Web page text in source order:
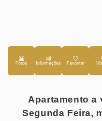
Fotos Favoritar
Apartamento a
Segunda Feira,